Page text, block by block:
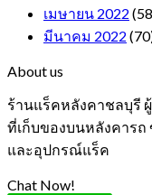
เมษายน 2022
มีนาคม 2022
About us
ร้านแร็คหลังคาชลบุรี
ที่เก็บของบนหลังคารถ
และอุปกรณ์แร็ค
Chat Now!